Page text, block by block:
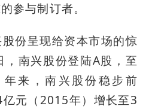
参与制订者。
份呈现给资本市场的惊
南兴股份登陆A股，至
来，南兴股份稳步前
元（2015年）增长至3